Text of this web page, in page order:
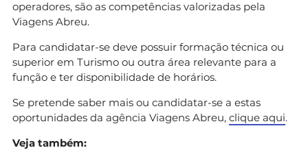
operadores, são as competências valorizadas pela
Viagens Abreu.
Para candidatar-se deve possuir formação técnica ou
superior em Turismo ou outra área relevante para a
função e ter disponibilidade de horários.
Se pretende saber mais ou candidatar-se a estas
oportunidades da agência Viagens Abreu, clique aqui.
Veja também: